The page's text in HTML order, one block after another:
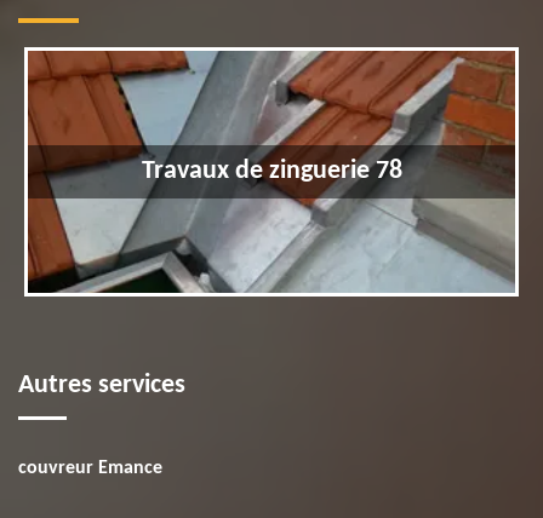
Travaux de zinguerie 78
Autres services
couvreur Emance